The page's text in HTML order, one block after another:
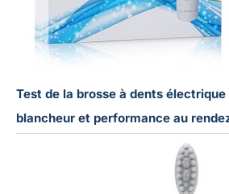
Test de la brosse à dents électrique
blancheur et performance au